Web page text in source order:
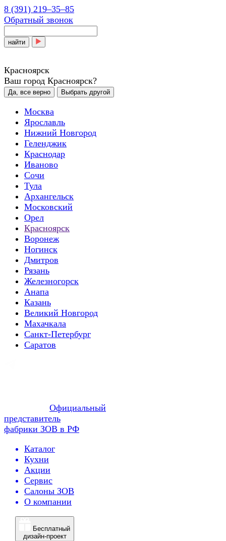
8 (391) 219‒35‒85
Обратный звонок
найти
Красноярск
Ваш город Красноярск?
Да, все верно Выбрать другой
Москва
Ярославль
Нижний Новгород
Геленджик
Краснодар
Иваново
Сочи
Тула
Архангельск
Московский
Орел
Красноярск
Воронеж
Ногинск
Дмитров
Рязань
Железногорск
Анапа
Казань
Великий Новгород
Махачкала
Санкт-Петербург
Саратов
Официальный
представитель
фабрики ЗОВ в РФ
Каталог
Кухни
Акции
Сервис
Салоны ЗОВ
О компании
Бесплатный
дизайн-проект